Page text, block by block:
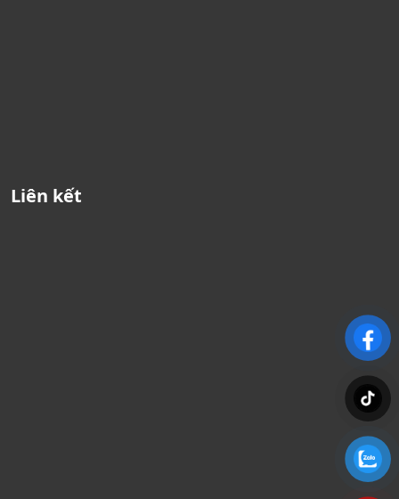
Liên kết